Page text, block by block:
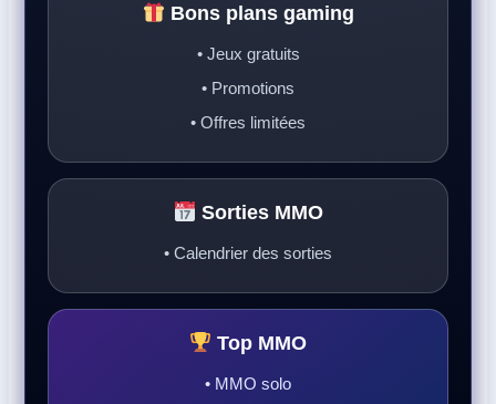
Bons plans gaming
• Jeux gratuits
• Promotions
• Offres limitées
Sorties MMO
• Calendrier des sorties
Top MMO
• MMO solo